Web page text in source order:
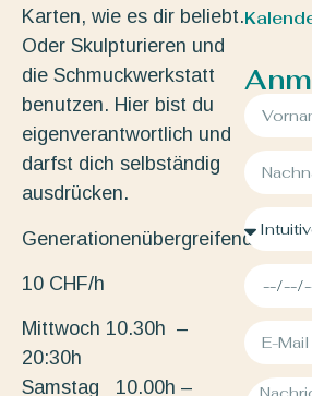
Karten, wie es dir beliebt.
Oder Skulpturieren und
die Schmuckwerkstatt
benutzen. Hier bist du
eigenverantwortlich und
darfst dich selbständig
ausdrücken.
Generationenübergreifend.
10 CHF/h
Mittwoch 10.30h –
20:30h
Samstag 10.00h –